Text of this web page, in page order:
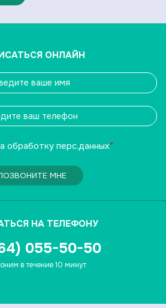
ОНЛАЙН
обработку перс.данных*
МНЕ
НА ТЕЛЕФОНУ
055-50-50
в течение 10 минут